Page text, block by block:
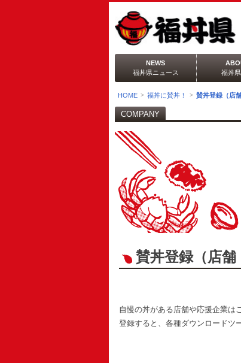
NEWS
福丼県ニュース
福丼
HOME 福丼に賛丼！ 賛丼登録（店
COMPANY
賛丼登録（店舗
自慢の丼がある店舗や応援企業は
登録すると、各種ダウンロードツ